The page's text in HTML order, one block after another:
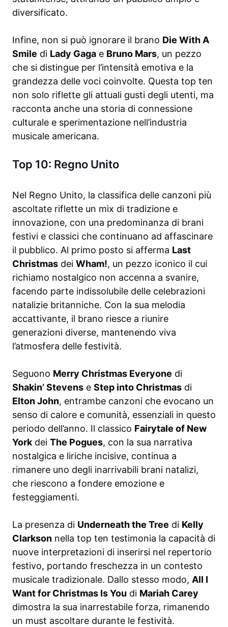
diversificato.
Infine, non si può ignorare il brano Die With A
Smile di Lady Gaga e Bruno Mars, un pezzo
che si distingue per l’intensità emotiva e la
grandezza delle voci coinvolte. Questa top ten
non solo riflette gli attuali gusti degli utenti, ma
racconta anche una storia di connessione
culturale e sperimentazione nell’industria
musicale americana.
Top 10: Regno Unito
Nel Regno Unito, la classifica delle canzoni più
ascoltate riflette un mix di tradizione e
innovazione, con una predominanza di brani
festivi e classici che continuano ad affascinare
il pubblico. Al primo posto si afferma Last
Christmas dei Wham!, un pezzo iconico il cui
richiamo nostalgico non accenna a svanire,
facendo parte indissolubile delle celebrazioni
natalizie britanniche. Con la sua melodia
accattivante, il brano riesce a riunire
generazioni diverse, mantenendo viva
l’atmosfera delle festività.
Seguono Merry Christmas Everyone di
Shakin’ Stevens e Step into Christmas di
Elton John, entrambe canzoni che evocano un
senso di calore e comunità, essenziali in questo
periodo dell’anno. Il classico Fairytale of New
York dei The Pogues, con la sua narrativa
nostalgica e liriche incisive, continua a
rimanere uno degli inarrivabili brani natalizi,
che riescono a fondere emozione e
festeggiamenti.
La presenza di Underneath the Tree di Kelly
Clarkson nella top ten testimonia la capacità di
nuove interpretazioni di inserirsi nel repertorio
festivo, portando freschezza in un contesto
musicale tradizionale. Dallo stesso modo, All I
Want for Christmas Is You di Mariah Carey
dimostra la sua inarrestabile forza, rimanendo
un must ascoltare durante le festività.